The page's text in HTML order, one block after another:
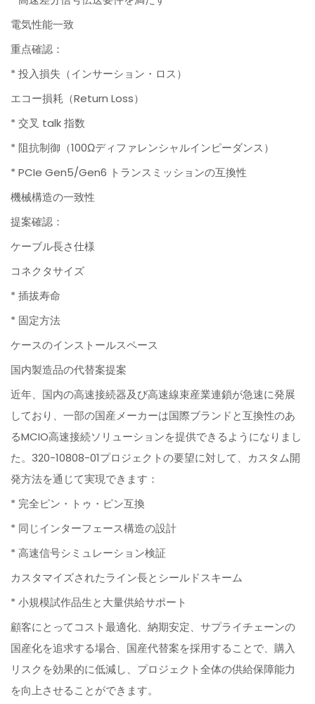
電気性能一致
重点確認：
* 投入損失（インサーション・ロス）
エコー損耗（Return Loss）
* 交叉 talk 指数
* 阻抗制御（100Ωディファレンシャルインピーダンス）
* PCIe Gen5/Gen6 トランスミッションの互換性
機械構造の一致性
提案確認：
ケーブル長さ仕様
コネクタサイズ
* 插拔寿命
* 固定方法
ケースのインストールスペース
国内製造品の代替案提案
近年、国内の高速接続器及び高速線束産業連鎖が急速に発展
しており、一部の国産メーカーは国際ブランドと互換性のあ
るMCIO高速接続ソリューションを提供できるようになりまし
た。320-10808-01プロジェクトの要望に対して、カスタム開
発方法を通じて実現できます：
* 完全ピン・トゥ・ピン互換
* 同じインターフェース構造の設計
* 高速信号シミュレーション検証
カスタマイズされたライン長とシールドスキーム
* 小規模試作品生と大量供給サポート
顧客にとってコスト最適化、納期安定、サプライチェーンの
国産化を追求する場合、国産代替案を採用することで、購入
リスクを効果的に低減し、プロジェクト全体の供給保障能力
を向上させることができます。